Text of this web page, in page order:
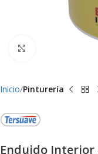
Inicio Pinturería
Enduido Interior